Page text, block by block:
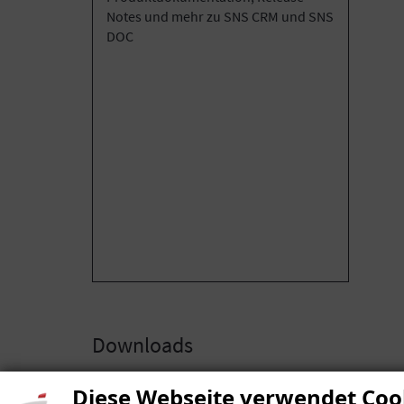
Diese Webseite verwendet
Notes und mehr zu SNS CRM und SNS
DOC
Downloads
empty 12